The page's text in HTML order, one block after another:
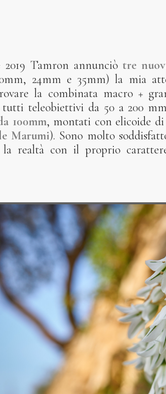
Tamron annunciò tre
24mm e 35mm) la mia
la combinata macro +
tutti teleobiettivi da 50 a 200
100mm, montati con elicoide di
Marumi). Sono molto
realtà con il proprio